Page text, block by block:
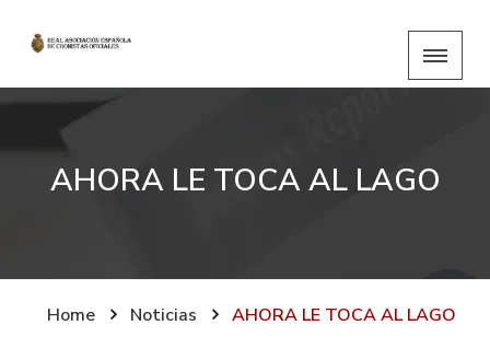
AHORA LE TOCA AL LAGO
Home Noticias AHORA LE TOCA AL LAGO